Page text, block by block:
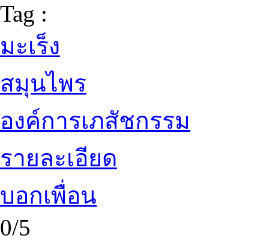
Tag :
มะเร็ง
สมุนไพร
องค์การเภสัชกรรม
รายละเอียด
บอกเพื่อน
0/5